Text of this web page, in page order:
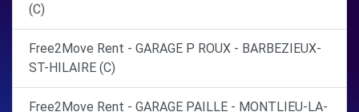
(C)
Free2Move Rent - GARAGE P ROUX - BARBEZIEUX-
ST-HILAIRE (C)
Free2Move Rent - GARAGE PAILLE - MONTLIEU-LA-